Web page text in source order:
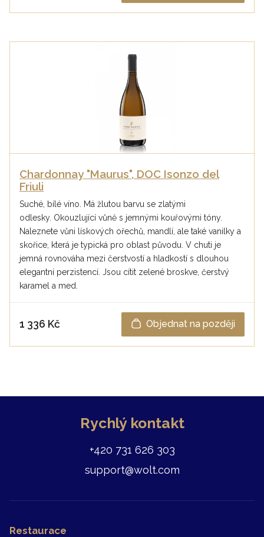
Chardonnay "Maurus", DOC Isonzo del
Friuli
Suché, bílé víno. Má žlutou barvu se zlatými
odlesky. Okouzlující vůně s jemnými kouřovými tóny.
Naleznete vůni lískových ořechů, mandlí, ale také vanilky a
skořice, která je typická pro oblast původu. V chuti je
jemná rovnováha mezi čerstvostí a hladkostí s dlouhou
elegantní perzistencí. Jsou cítit zelené broskve, čerstvý
karamel a med.
1 336 Kč Objednat na později
Rychlý kontakt
+420 731 626 303
support@wolt.com
Restaurace